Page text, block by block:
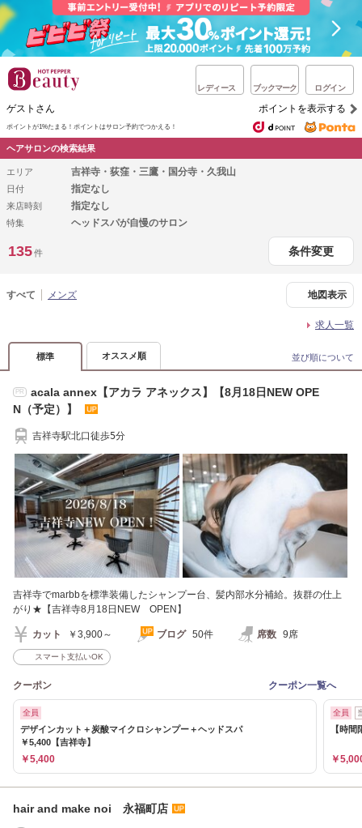
レディース ブックマーク ログイン
ゲストさん ポイントを表示する
ポイントが1%たまる！ ポイントはサロン予約でつかえる！
ヘアサロンの検索結果
エリア 吉祥寺・荻窪・三鷹・国分寺・久我山
日付 指定なし
来店時刻 指定なし
特集 ヘッドスパが自慢のサロン
135件 条件変更
すべて メンズ 地図表示
求人一覧
標準 オススメ順 並び順について
PR
acala annex【アカラ アネックス】【8月18日NEW OPE
N（予定）】
吉祥寺駅北口徒歩5分
吉祥寺でmarbbを標準装備したシャンプー台、髪内部水分補給。抜群の仕上
がり★【吉祥寺8月18日NEW OPEN】
カット ￥3,900～ ブログ 50件 席数 9席
スマート支払いOK
クーポン クーポン一覧へ
全員
デザインカット＋炭酸マイクロシャンプー＋ヘッドスパ
￥5,400【吉祥寺】
￥5,400
全員
【時
￥
hair and make noi 永福町店